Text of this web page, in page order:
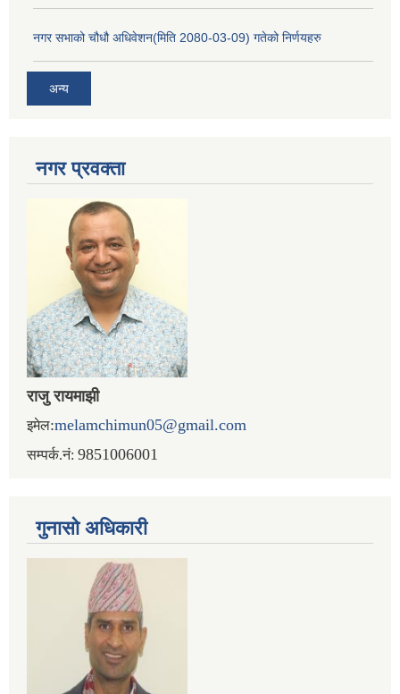
नगर सभाको चौधौ अधिवेशन(मिति 2080-03-09) गतेको निर्णयहरु
अन्य
नगर प्रव‌क्ता
राजु रायमाझी
इमेल:melamchimun05@gmail.com
सम्पर्क.नं: 9851006001
गुनासो अधिकारी